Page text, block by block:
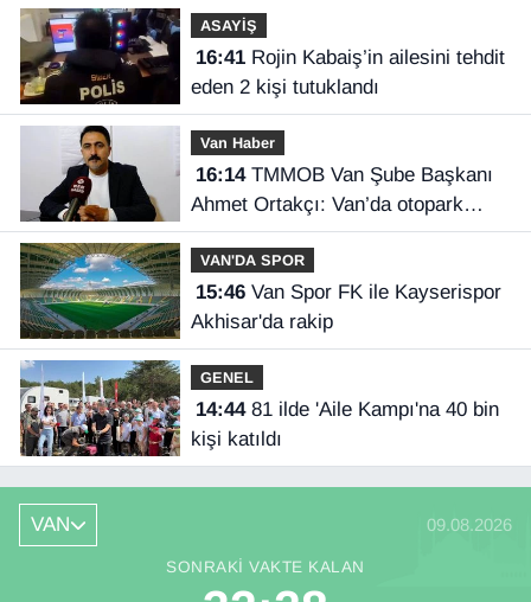
ASAYİŞ
16:41Rojin Kabaiş’in ailesini tehdit
eden 2 kişi tutuklandı
Van Haber
16:14TMMOB Van Şube Başkanı
Ahmet Ortakçı: Van’da otopark
yetersizliği ciddi sorun!
VAN'DA SPOR
15:46Van Spor FK ile Kayserispor
Akhisar'da rakip
GENEL
14:4481 ilde 'Aile Kampı'na 40 bin
kişi katıldı
VAN 09.08.2026
SONRAKI VAKTE KALAN